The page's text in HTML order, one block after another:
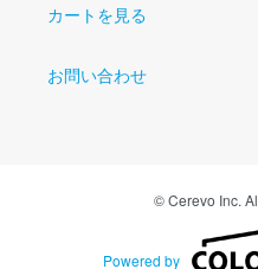
カートを見る
お問い合わせ
© Cerevo Inc.
Powered by